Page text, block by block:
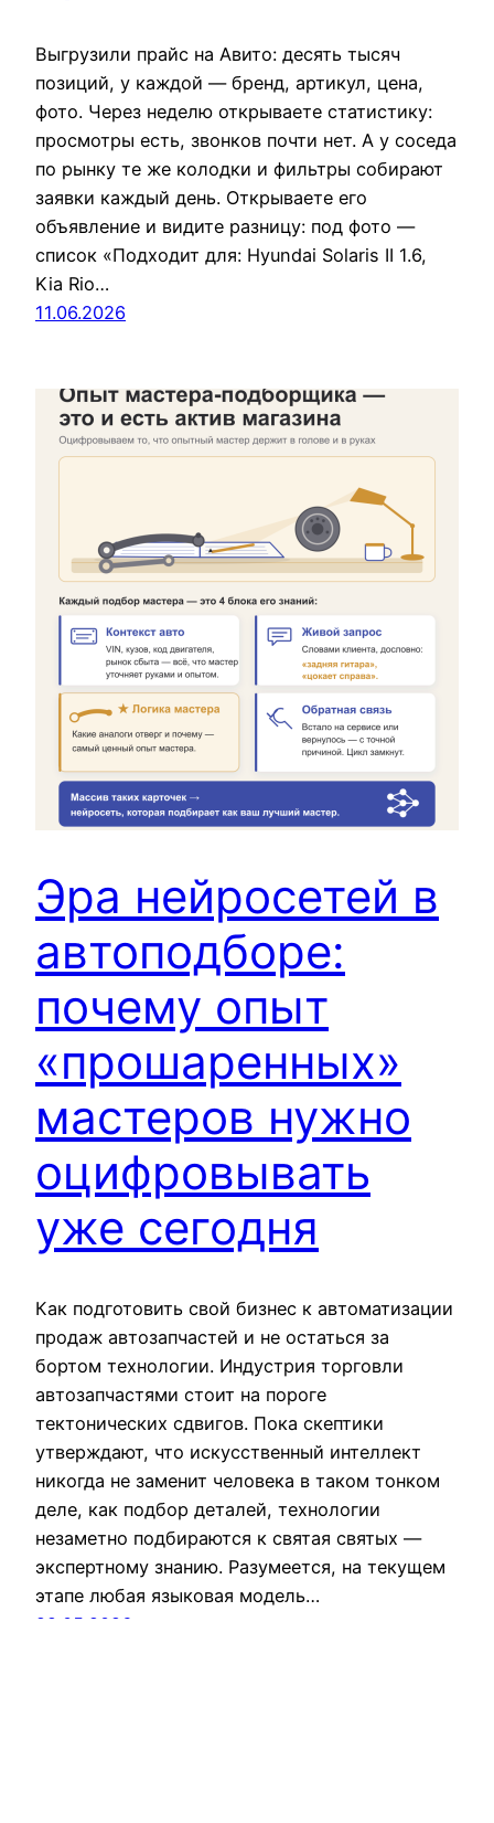
Выгрузили прайс на Авито: десять тысяч
позиций, у каждой — бренд, артикул, цена,
фото. Через неделю открываете статистику:
просмотры есть, звонков почти нет. А у соседа
по рынку те же колодки и фильтры собирают
заявки каждый день. Открываете его
объявление и видите разницу: под фото —
список «Подходит для: Hyundai Solaris II 1.6,
Kia Rio…
11.06.2026
Эра нейросетей в
автоподборе:
почему опыт
«прошаренных»
мастеров нужно
оцифровывать
уже сегодня
Как подготовить свой бизнес к автоматизации
продаж автозапчастей и не остаться за
бортом технологии. Индустрия торговли
автозапчастями стоит на пороге
тектонических сдвигов. Пока скептики
утверждают, что искусственный интеллект
никогда не заменит человека в таком тонком
деле, как подбор деталей, технологии
незаметно подбираются к святая святых —
экспертному знанию. Разумеется, на текущем
этапе любая языковая модель…
29.05.2026